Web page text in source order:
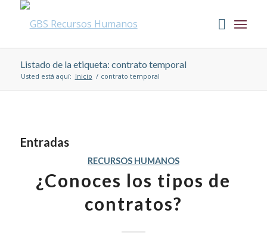
Listado de la etiqueta: contrato temporal
Usted está aquí: Inicio / contrato temporal
Entradas
RECURSOS HUMANOS
¿Conoces los tipos de
contratos?